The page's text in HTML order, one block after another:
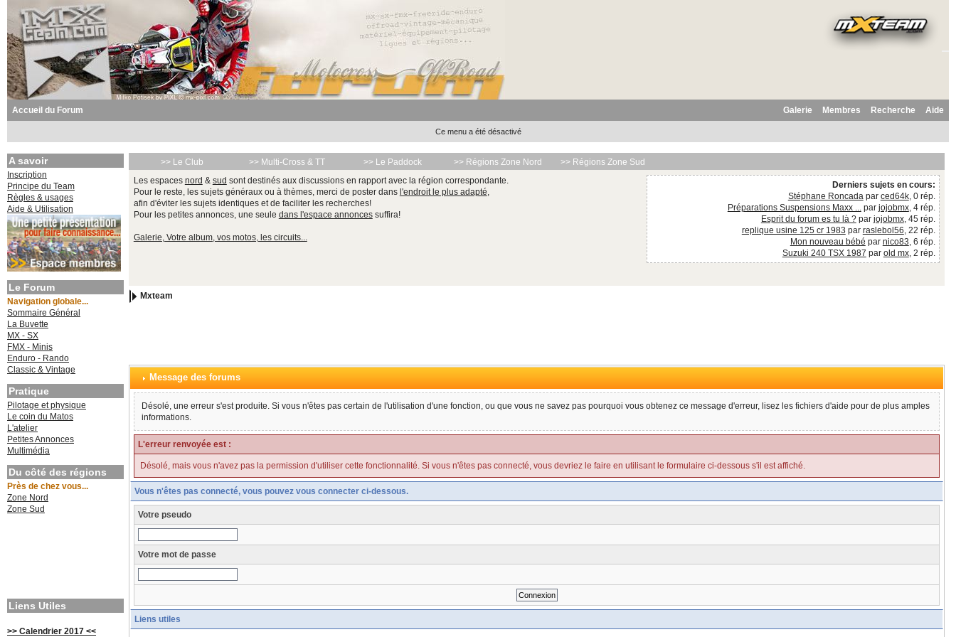
Accueil du Forum Aide
Recherche
Membres
Galerie
Ce menu a été désactivé
A savoir
Inscription
Principe du Team
Règles & usages
Aide & Utilisation
Le Forum
Navigation globale...
Sommaire Général
La Buvette
MX - SX
FMX - Minis
Enduro - Rando
Classic & Vintage
Pratique
Pilotage et physique
Le coin du Matos
L'atelier
Petites Annonces
Multimédia
Du côté des régions
Près de chez vous...
Zone Nord
Zone Sud
Liens Utiles
>> Calendrier 2017 <<
>> Le Club >> Multi-Cross & TT >> Le Paddock >> Régions Zone Nord
>> Régions Zone Sud
Les espaces nord & sud sont destinés aux discussions en rapport avec la région correspondante.
Pour le reste, les sujets généraux ou à thèmes, merci de poster dans l'endroit le plus adapté,
afin d'éviter les sujets identiques et de faciliter les recherches!
Pour les petites annonces, une seule dans l'espace annoncessuffira!
Galerie, Votre album, vos motos, les circuits...
Derniers sujets en cours:
Stéphane Roncadapar ced64k, 0 rép.
Préparations Suspensions Maxx ...par jojobmx, 4 rép.
Esprit du forum es tu là ?par jojobmx, 45 rép.
replique usine 125 cr 1983 par raslebol56, 22 rép.
Mon nouveau bébé par nico83, 6 rép.
Suzuki 240 TSX 1987 par old mx, 2 rép.
Mxteam
Message des forums
Désolé, une erreur s'est produite. Si vous n'êtes pas certain de l'utilisation d'une fonction, ou que vous ne savez pas pourquoi vous obtenez ce message d'erreur, lisez les fichiers d'aide pour de plus amples
informations.
L'erreur renvoyée est :
Désolé, mais vous n'avez pas la permission d'utiliser cette fonctionnalité. Si vous n'êtes pas connecté, vous devriez le faire en utilisant le formulaire ci-dessous s'il est affiché.
Vous n'êtes pas connecté, vous pouvez vous connecter ci-dessous.
Votre pseudo
Votre mot de passe
Liens utiles